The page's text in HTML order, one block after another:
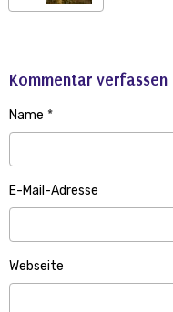
Kommentar verfassen
Name
E-Mail-Adresse
Webseite